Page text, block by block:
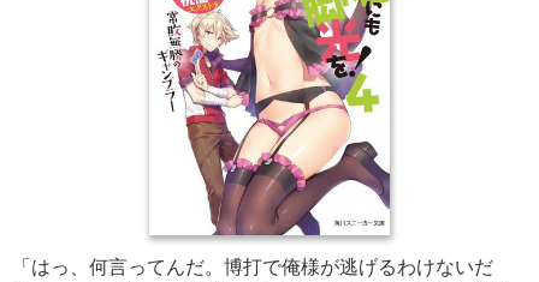
「はっ、何言ってんだ。博打で俺様が逃げるわけないだ